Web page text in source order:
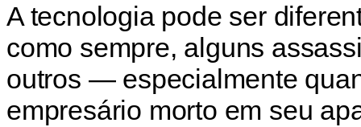
A tecnologia pode ser
como sempre, alguns
outros — especialmente
empresário morto em seu